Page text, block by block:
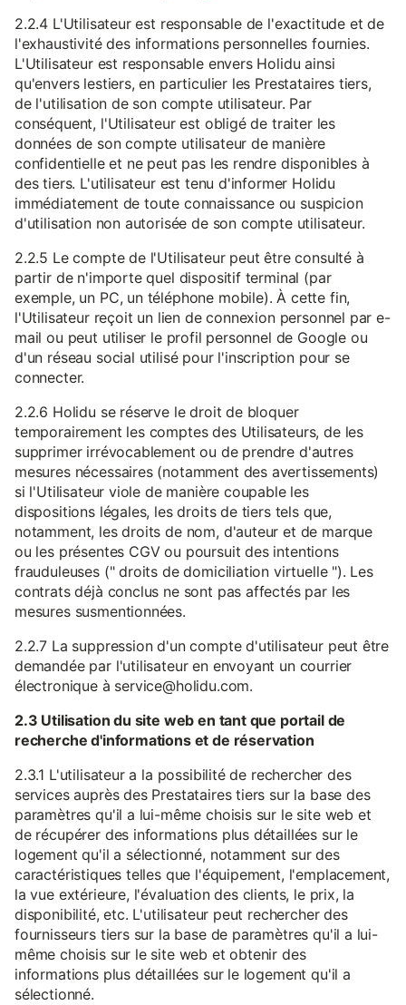
2.2.4 L'Utilisateur est responsable de l'exactitude et de
l'exhaustivité des informations personnelles fournies.
L'Utilisateur est responsable envers Holidu ainsi
qu'envers lestiers, en particulier les Prestataires tiers,
de l'utilisation de son compte utilisateur. Par
conséquent, l'Utilisateur est obligé de traiter les
données de son compte utilisateur de manière
confidentielle et ne peut pas les rendre disponibles à
des tiers. L'utilisateur est tenu d'informer Holidu
immédiatement de toute connaissance ou suspicion
d'utilisation non autorisée de son compte utilisateur.
2.2.5 Le compte de l'Utilisateur peut être consulté à
partir de n'importe quel dispositif terminal (par
exemple, un PC, un téléphone mobile). À cette fin,
l'Utilisateur reçoit un lien de connexion personnel par e-
mail ou peut utiliser le profil personnel de Google ou
d'un réseau social utilisé pour l'inscription pour se
connecter.
2.2.6 Holidu se réserve le droit de bloquer
temporairement les comptes des Utilisateurs, de les
supprimer irrévocablement ou de prendre d'autres
mesures nécessaires (notamment des avertissements)
si l'Utilisateur viole de manière coupable les
dispositions légales, les droits de tiers tels que,
notamment, les droits de nom, d'auteur et de marque
ou les présentes CGV ou poursuit des intentions
frauduleuses (" droits de domiciliation virtuelle "). Les
contrats déjà conclus ne sont pas affectés par les
mesures susmentionnées.
2.2.7 La suppression d'un compte d'utilisateur peut être
demandée par l'utilisateur en envoyant un courrier
électronique à service@holidu.com.
2.3 Utilisation du site web en tant que portail de
recherche d'informations et de réservation
2.3.1 L'utilisateur a la possibilité de rechercher des
services auprès des Prestataires tiers sur la base des
paramètres qu'il a lui-même choisis sur le site web et
de récupérer des informations plus détaillées sur le
logement qu'il a sélectionné, notamment sur des
caractéristiques telles que l'équipement, l'emplacement,
la vue extérieure, l'évaluation des clients, le prix, la
disponibilité, etc. L'utilisateur peut rechercher des
fournisseurs tiers sur la base de paramètres qu'il a lui-
même choisis sur le site web et obtenir des
informations plus détaillées sur le logement qu'il a
sélectionné.